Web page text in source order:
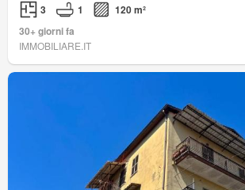
3 1
120 m²
30+ giorni fa
IMMOBILIARE.IT